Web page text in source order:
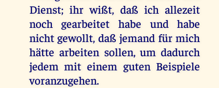
Dienst; ihr wißt, daß ich allezeit
noch gearbeitet habe und habe
nicht gewollt, daß jemand für mich
hätte arbeiten sollen, um dadurch
jedem mit einem guten Beispiele
voranzugehen.